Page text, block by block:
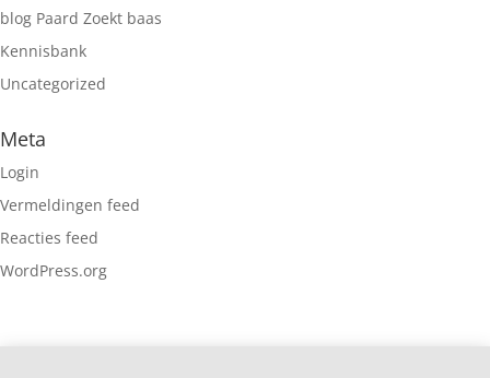
blog Paard Zoekt baas
Kennisbank
Uncategorized
Meta
Login
Vermeldingen feed
Reacties feed
WordPress.org